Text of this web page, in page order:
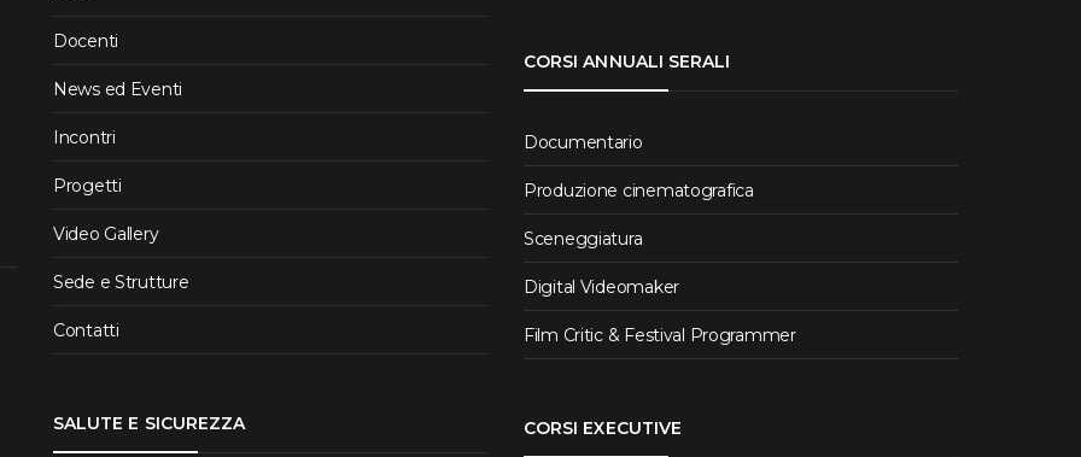
Docenti
News ed Eventi
Incontri
Progetti
Video Gallery
Sede e Strutture
Contatti
SALUTE E SICUREZZA
CORSI ANNUALI SERALI
Documentario
Produzione cinematografica
Sceneggiatura
Digital Videomaker
Film Critic & Festival Programmer
CORSI EXECUTIVE